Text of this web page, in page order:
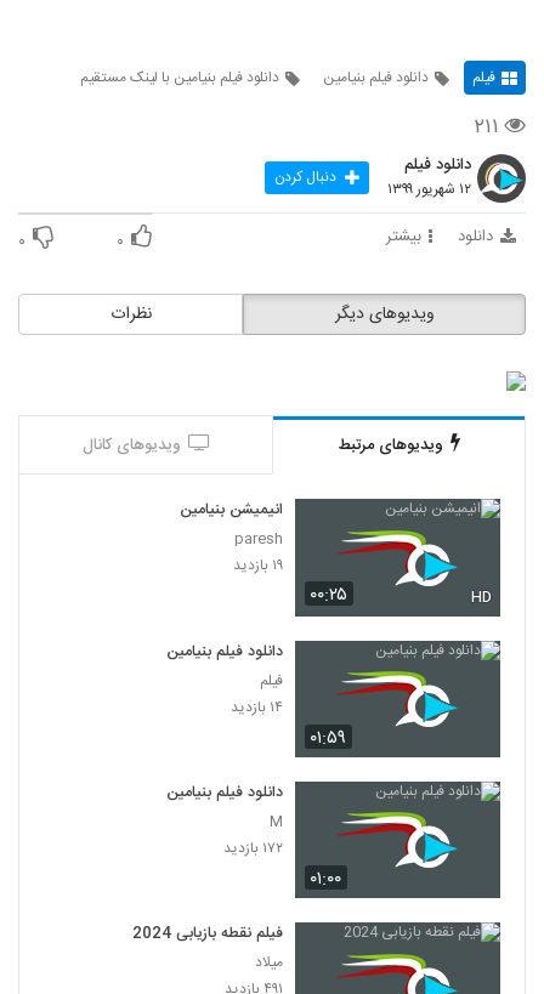
فیلم دانلود فیلم بنیامین دانلود فیلم بنیامین با لینک مستقیم
۲۱۱
دانلود فیلم
۱۲ شهریور ۱۳۹۹ دنبال کردن
دانلود بیشتر ۰ ۰
نظرات ویدیوهای دیگر
ویدیوهای مرتبط ویدیوهای کانال
۰۰:۲۵ HD
انیمیشن بنیامین
paresh
۱۹ بازدید
۰۱:۵۹
دانلود فیلم بنیامین
فیلم
۱۴ بازدید
۰۱:۰۰
دانلود فیلم بنیامین
M
۱۷۲ بازدید
فیلم نقطه بازیابی 2024
میلاد